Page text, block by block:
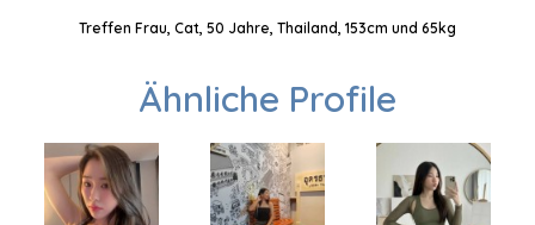
Treffen Frau, Cat, 50 Jahre, Thailand, 153cm und 65kg
Ähnliche Profile